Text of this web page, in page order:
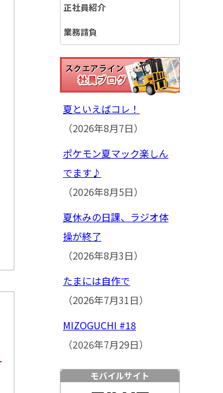
正社員紹介
業務請負
夏といえばコレ！
（2026年8月7日）
ポケモン夏マック楽しん
でます♪
（2026年8月5日）
夏休みの日課、ラジオ体
操が終了
（2026年8月3日）
たまには自作で
（2026年7月31日）
MIZOGUCHI #18
（2026年7月29日）
モバイルサイト